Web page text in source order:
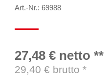
Art.-Nr.: 69988
27,48 € netto **
29,40 € brutto *